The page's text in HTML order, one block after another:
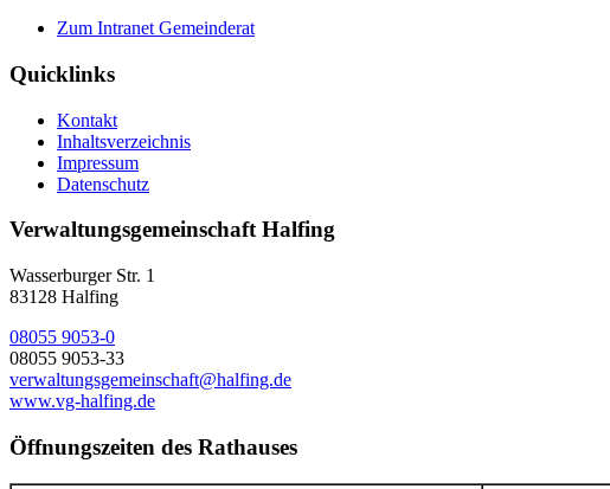
Zum Intranet Gemeinderat
Quicklinks
Kontakt
Inhaltsverzeichnis
Impressum
Datenschutz
Verwaltungsgemeinschaft Halfing
Wasserburger Str. 1
83128 Halfing
08055 9053-0
08055 9053-33
verwaltungsgemeinschaft@halfing.de
www.vg-halfing.de
Öffnungszeiten des Rathauses